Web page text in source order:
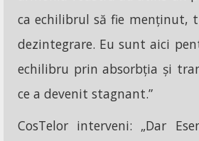
ca echilibrul să fie menținut,
dezintegrare. Eu sunt aici
echilibru prin absorbția și
ce a devenit stagnant.”
CosTelor interveni: „Dar